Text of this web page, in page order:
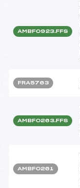
AMBF0923.FFS
FRA5763
AMBF0263.FFS
AMBF0261